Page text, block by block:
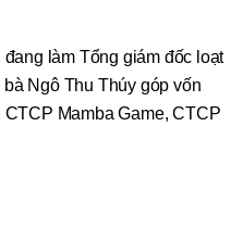
làm Tổng giám đốc loạt
Ngô Thu Thúy góp vốn
Mamba Game, CTCP